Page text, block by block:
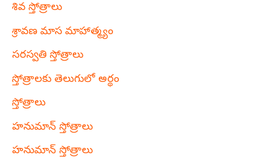
శివ స్తోత్రాలు
శ్రావణ మాస మాహాత్మ్యం
సరస్వతి స్తోత్రాలు
స్తోత్రాలకు తెలుగులో అర్థం
స్తోత్రాలు
హనుమాన్ స్తోత్రాలు
హనుమాన్ స్తోత్రాలు